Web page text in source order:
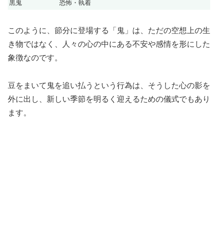
黒鬼
恐怖・執着
このように、節分に登場する「鬼」は、ただの空想上の生
き物ではなく、人々の心の中にある不安や感情を形にした
象徴なのです。
豆をまいて鬼を追い払うという行為は、そうした心の影を
外に出し、新しい季節を明るく迎えるための儀式でもあり
ます。